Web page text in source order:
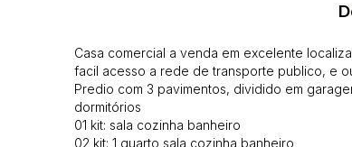
Casa comercial a venda em excelente
facil acesso a rede de transporte publico, e
Predio com 3 pavimentos, dividido em
dormitórios
01 kit: sala cozinha banheiro
02 kit: 1 quarto sala cozinha banheiro